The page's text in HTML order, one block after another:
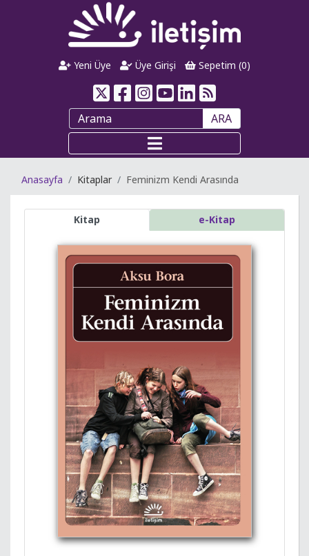
Yeni Üye Üye Girişi Sepetim (0)
ARA
Anasayfa Kitaplar Feminizm Kendi Arasında
Kitap e-Kitap